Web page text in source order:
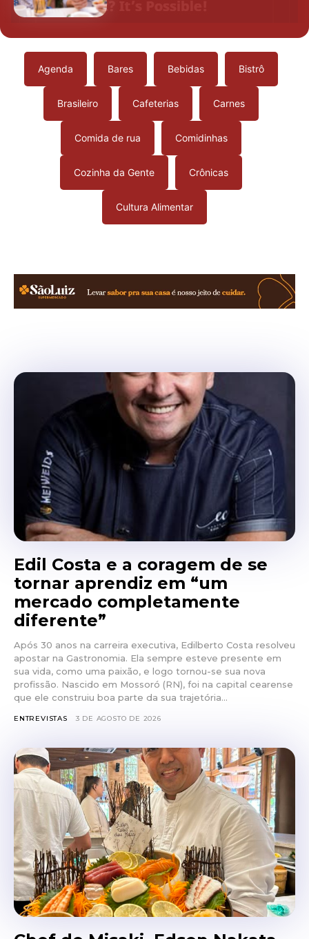
Agenda Bares Bebidas Bistrô
Brasileiro Cafeterias Carnes
Comida de rua Comidinhas
Cozinha da Gente Crônicas
Cultura Alimentar
Edil Costa e a coragem de se
tornar aprendiz em “um
mercado completamente
diferente”
Após 30 anos na carreira executiva, Edilberto Costa resolveu
apostar na Gastronomia. Ela sempre esteve presente em
sua vida, como uma paixão, e logo tornou-se sua nova
profissão. Nascido em Mossoró (RN), foi na capital cearense
que ele construiu boa parte da sua trajetória...
ENTREVISTAS 3 DE AGOSTO DE 2026